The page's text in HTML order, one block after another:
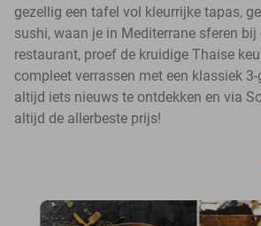
gezellig een tafel vol kleurrijke tapas,
sushi, waan je in Mediterrane sferen
restaurant, proef de kruidige Thaise
compleet verrassen met een klassiek
altijd iets nieuws te ontdekken en via
altijd de allerbeste prijs!